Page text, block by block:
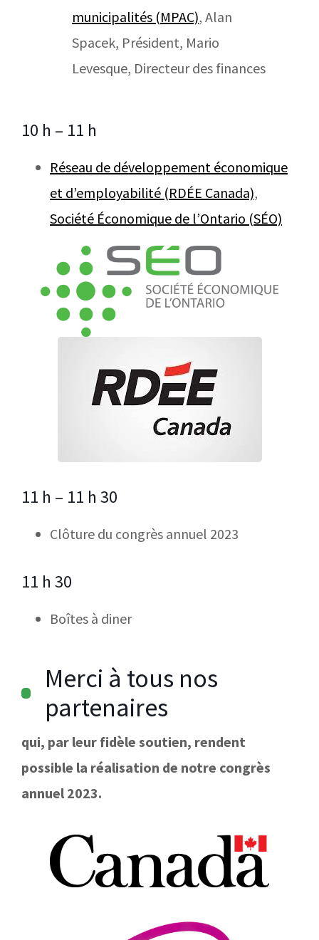
municipalités (MPAC), Alan
Spacek, Président, Mario
Levesque, Directeur des finances
10 h – 11 h
Réseau de développement économique
et d’employabilité (RDÉE Canada),
Société Économique de l’Ontario (SÉO)
11 h – 11 h 30
Clôture du congrès annuel 2023
11 h 30
Boîtes à diner
Merci à tous nos
partenaires
qui, par leur fidèle soutien, rendent
possible la réalisation de notre congrès
annuel 2023.